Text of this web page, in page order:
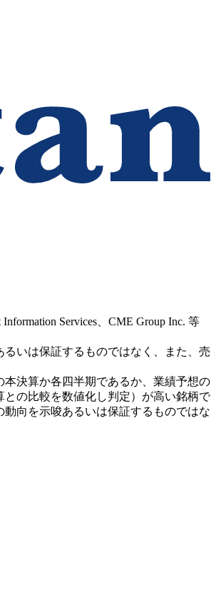
Services、CME Group Inc. 等
いは保証するものではなく、また、売
決算か各四半期であるか、業績予想の
の比較を数値化し判定）が高い銘柄で
向を示唆あるいは保証するものではな